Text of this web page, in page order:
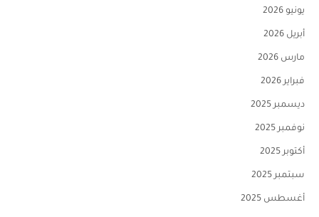
يونيو 2026
أبريل 2026
مارس 2026
فبراير 2026
ديسمبر 2025
نوفمبر 2025
أكتوبر 2025
سبتمبر 2025
أغسطس 2025